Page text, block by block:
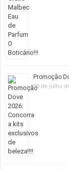
Promoção
20 de julho